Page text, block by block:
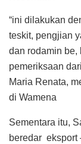
“ini dilakukan
teskit, pengjian
dan rodamin be,
pemeriksaan
Maria Renata,
di Wamena
Sementara itu,
beredar eksport